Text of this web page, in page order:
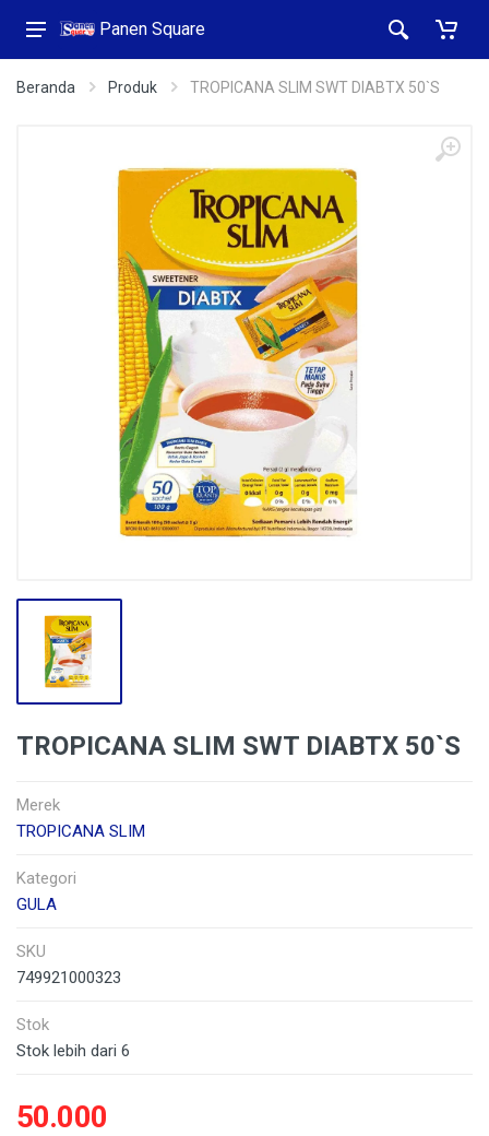
Panen Square
Beranda Produk TROPICANA SLIM SWT DIABTX 50`S
TROPICANA SLIM SWT DIABTX 50`S
Merek
TROPICANA SLIM
Kategori
GULA
SKU
749921000323
Stok
Stok lebih dari 6
50.000